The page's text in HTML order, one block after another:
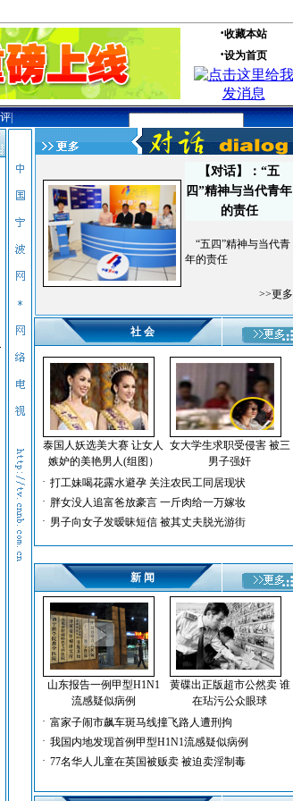
【对话】：“五
四”精神与当代青年
的责任
“五四”精神与当代青
年的责任
>>更多
社 会
泰国人妖选美大赛 让女人
嫉妒的美艳男人(组图）
女大学生求职受侵害 被三
男子强奸
· 打工妹喝花露水避孕 关注农民工同居现状
· 胖女没人追富爸放豪言 一斤肉给一万嫁妆
· 男子向女子发暧昧短信 被其丈夫脱光游街
新 闻
山东报告一例甲型H1N1
流感疑似病例
黄碟出正版超市公然卖 谁
在玷污公众眼球
· 富家子闹市飙车斑马线撞飞路人遭刑拘
· 我国内地发现首例甲型H1N1流感疑似病例
· 77名华人儿童在英国被贩卖 被迫卖淫制毒